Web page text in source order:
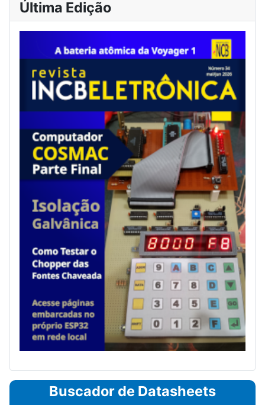
Última Edição
Buscador de Datasheets